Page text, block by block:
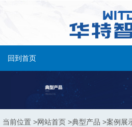
回到首页
当前位置 >网站首页 >典型产品 >案例展